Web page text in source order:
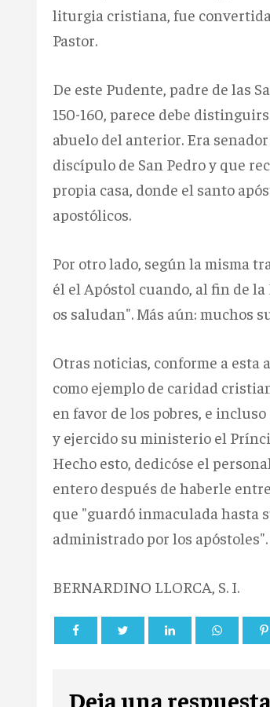
liturgia cristiana, fue
Pastor.
De este Pudente, padre de las
150-160, parece debe
abuelo del anterior. Era
discípulo de San Pedro y que
propia casa, donde el santo
apostólicos.
Por otro lado, según la misma
él el Apóstol cuando, al fin de
os saludan". Más aún: muchos
Otras noticias, conforme a
como ejemplo de caridad
en favor de los pobres, e
y ejercido su ministerio el
Hecho esto, dedicóse el
entero después de haberle
que "guardó inmaculada hasta
administrado por los apóstoles".
BERNARDINO LLORCA, S. I.
Deja una respuesta